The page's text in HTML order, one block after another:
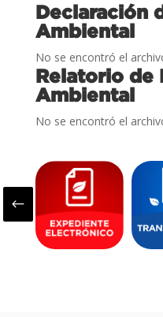
Declaración
Ambiental
No se encontró el
Relatorio de
Ambiental
No se encontró el
#